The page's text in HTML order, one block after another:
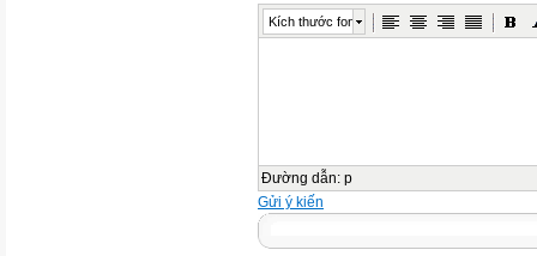
Kích thước font
Đường dẫn: p
Gửi ý kiến